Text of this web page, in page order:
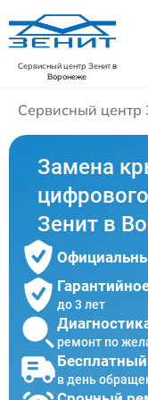
Сервисный центр Зенитв
Воронеже
Сервисный центр
Замена
Зенит в
до 3 лет
ремонт по
в день